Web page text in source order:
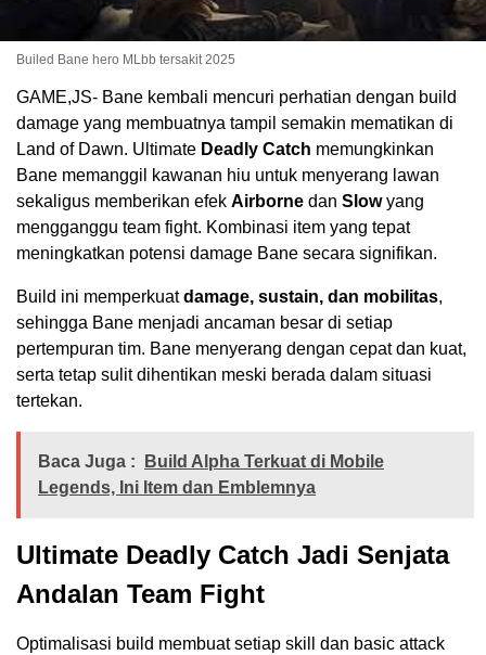
Builed Bane hero MLbb tersakit 2025
GAME,JS- Bane kembali mencuri perhatian dengan build
damage yang membuatnya tampil semakin mematikan di
Land of Dawn. Ultimate Deadly Catch memungkinkan
Bane memanggil kawanan hiu untuk menyerang lawan
sekaligus memberikan efek Airborne dan Slowyang
mengganggu team fight. Kombinasi item yang tepat
meningkatkan potensi damage Bane secara signifikan.
Build ini memperkuatdamage, sustain, dan mobilitas,
sehingga Bane menjadi ancaman besar di setiap
pertempuran tim. Bane menyerang dengan cepat dan kuat,
serta tetap sulit dihentikan meski berada dalam situasi
tertekan.
Baca Juga :
Build Alpha Terkuat di Mobile
Legends, Ini Item dan Emblemnya
Ultimate Deadly Catch Jadi Senjata
Andalan Team Fight
Optimalisasi build membuat setiap skill dan basic attack